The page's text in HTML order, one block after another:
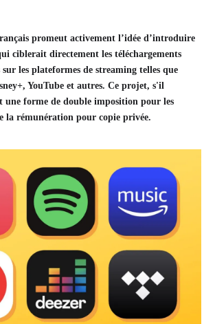
promeut activement l’idée d’introduire
ciblerait directement les téléchargements
les plateformes de streaming telles que
YouTube et autres. Ce projet, s'il
une forme de double imposition pour les
la rémunération pour copie privée.